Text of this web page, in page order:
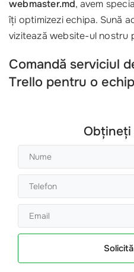
webmaster.md, avem
îți optimizezi echipa. Sună
vizitează website-ul nostru
Comandă serviciul
Trello pentru o